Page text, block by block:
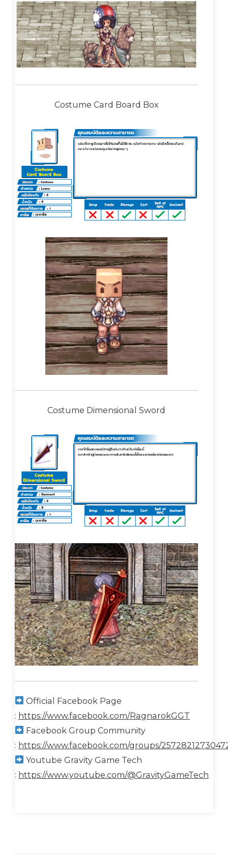
Costume Card Board Box
Costume Dimensional Sword
Official Facebook Page
: https://www.facebook.com/RagnarokGGT
Facebook Group Community
: https://www.facebook.com/groups/
Youtube Gravity Game Tech
: https://www.youtube.com/@GravityGameTech